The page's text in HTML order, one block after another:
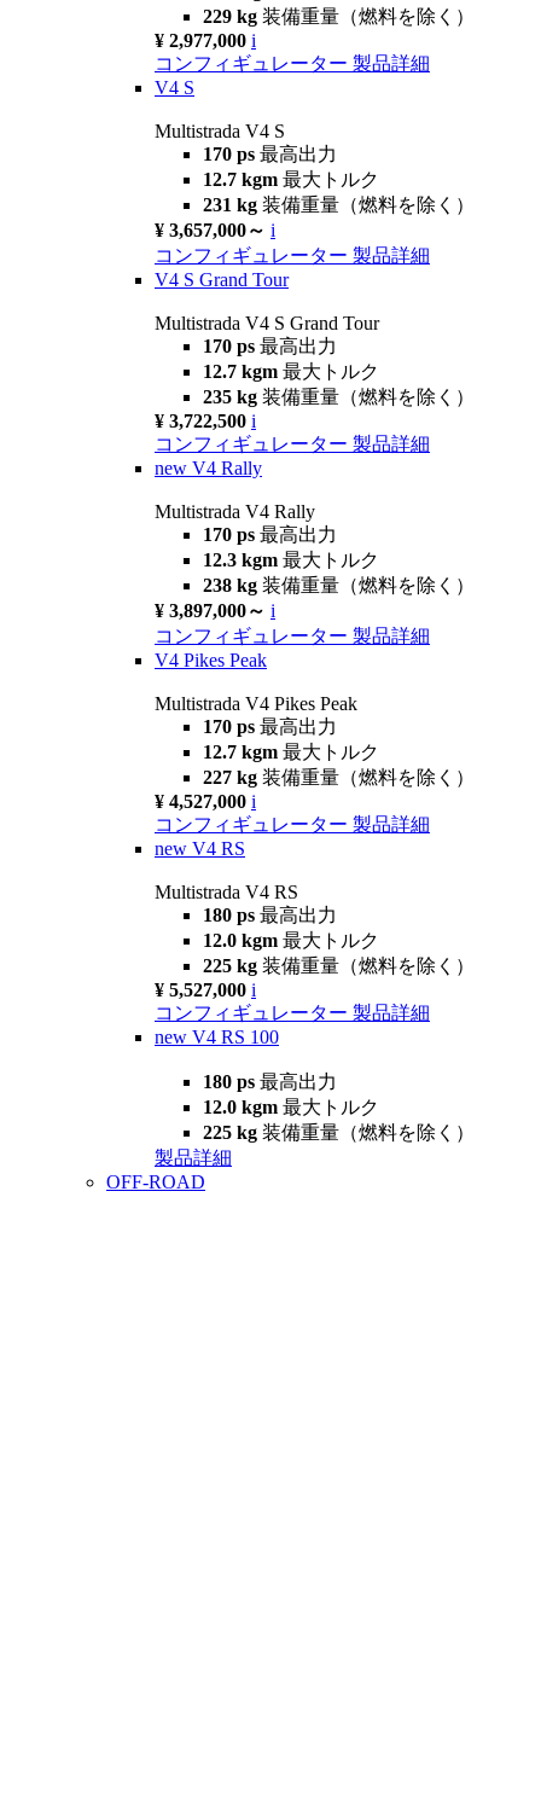
229 kg 装備重量（燃料を除く）
¥ 2,977,000 i
コンフィギュレーター 製品詳細
V4 S
Multistrada V4 S
170 ps 最高出力
12.7 kgm 最大トルク
231 kg 装備重量（燃料を除く）
¥ 3,657,000～ i
コンフィギュレーター 製品詳細
V4 S Grand Tour
Multistrada V4 S Grand Tour
170 ps 最高出力
12.7 kgm 最大トルク
235 kg 装備重量（燃料を除く）
¥ 3,722,500 i
コンフィギュレーター 製品詳細
new V4 Rally
Multistrada V4 Rally
170 ps 最高出力
12.3 kgm 最大トルク
238 kg 装備重量（燃料を除く）
¥ 3,897,000～ i
コンフィギュレーター 製品詳細
V4 Pikes Peak
Multistrada V4 Pikes Peak
170 ps 最高出力
12.7 kgm 最大トルク
227 kg 装備重量（燃料を除く）
¥ 4,527,000 i
コンフィギュレーター 製品詳細
new V4 RS
Multistrada V4 RS
180 ps 最高出力
12.0 kgm 最大トルク
225 kg 装備重量（燃料を除く）
¥ 5,527,000 i
コンフィギュレーター 製品詳細
new V4 RS 100
180 ps 最高出力
12.0 kgm 最大トルク
225 kg 装備重量（燃料を除く）
製品詳細
OFF-ROAD